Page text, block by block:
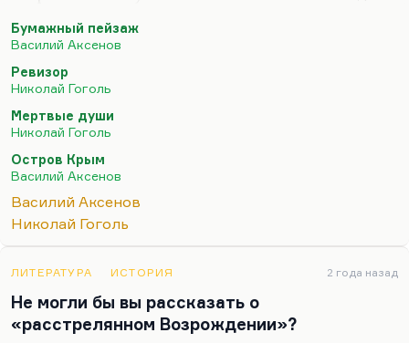
Малахитова). Ну и вообще, такая вещь… Видите,
«Остров Крым» и каким стал «Ожог», всегда
Собственно, и Гоголю перед «Мертвыми душами»
нужна была «Коляска». В «Коляске» нет ничего
особенного, nothing special. Но прежде чем
писать «Мертвые души» с картинами русского
поместного быта, ему нужно было на чем-то перо
Бумажный пейзаж
Василий Аксенов
Ревизор
Николай Гоголь
Мертвые души
Николай Гоголь
Остров Крым
Василий Аксенов
Василий Аксенов
Николай Гоголь
ЛИТЕРАТУРА ИСТОРИЯ 2 года назад
Не могли бы вы рассказать о
«расстрелянном Возрождении»?